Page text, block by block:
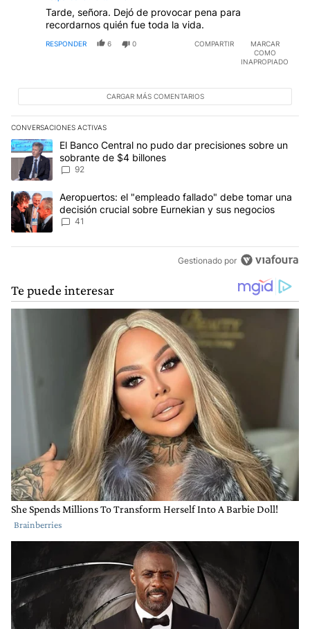
Tarde, señora. Dejó de provocar pena para
recordarnos quién fue toda la vida.
RESPONDER 6 0 COMPARTIR
MARCAR
COMO
INAPROPIADO
CARGAR MÁS COMENTARIOS
CONVERSACIONES ACTIVAS
Este listado muestra los artículos con más comentarios en los
Un artículo de tendencia con el título "El Banco Central no pudo
El Banco Central no pudo dar precisiones sobre un
sobrante de $4 billones
92
Un artículo de tendencia con el título "Aeropuertos: el
Aeropuertos: el "empleado fallado" debe tomar una
decisión crucial sobre Eurnekian y sus negocios
41
Gestionado por